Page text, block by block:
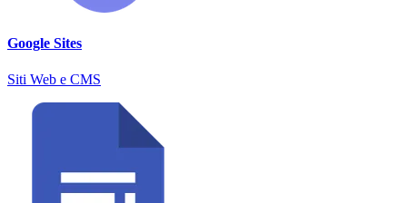
Google Sites
Siti Web e CMS